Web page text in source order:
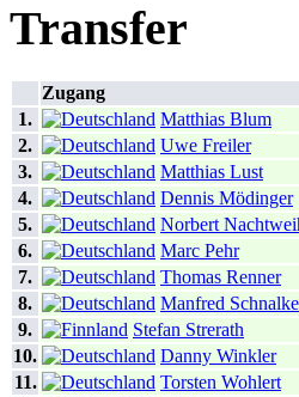
Transfer
Zugang
1.
Matthias Blum
2.
Uwe Freiler
3.
Matthias Lust
4.
Dennis Mödinger
5.
Norbert
6.
Marc Pehr
7.
Thomas Renner
8.
Manfred Schnalke
9.
Stefan Strerath
10.
Danny Winkler
11.
Torsten Wohlert